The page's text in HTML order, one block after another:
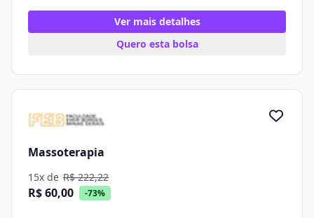
Ver mais detalhes
Quero esta bolsa
Massoterapia
15x de R$ 222,22
R$ 60,00 -73%